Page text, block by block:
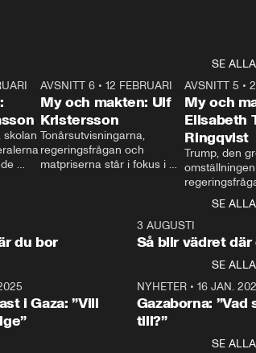
SE ALLA
24:30
skolan
27:30
AVSNITT 6 •12 FEBRUARI
My och makten: Ulf
Kristersson
Tonårsutvisningarna,
regeringsfrågan och
matpriserna står i fokus i
Rohwedder ställer
statsminister Ulf Kristersson
AVSNITT 5 •
My och
Elisabeth
Ringqvist
Trump, den
centrum i
avsnittet av
Makten”. Se
Aftonbladets
Rohwedder
Thand Ring
SE ALLA
du bor
3 AUGUSTI
Så blir vädret där
SE ALLA
i Gaza: ”Vill
NYHETER• 16 JAN.
Gazaborna:
till?”
SE ALLA